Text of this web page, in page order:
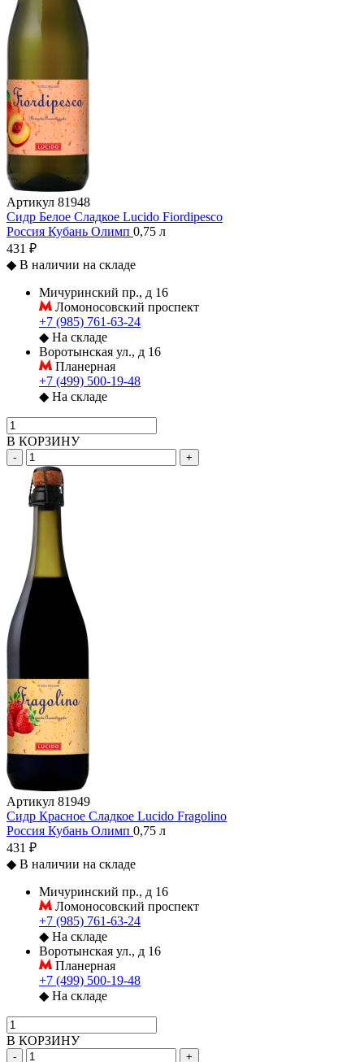
Артикул 81948
Сидр Белое Сладкое Lucido Fiordipesco
Россия Кубань Олимп 0,75 л
431 ₽
◆ В наличии на складе
Мичуринский пр., д 16
Ломоносовский проспект
+7 (985) 761-63-24
◆ На складе
Воротынская ул., д 16
Планерная
+7 (499) 500-19-48
◆ На складе
В КОРЗИНУ
- +
Артикул 81949
Сидр Красное Сладкое Lucido Fragolino
Россия Кубань Олимп 0,75 л
431 ₽
◆ В наличии на складе
Мичуринский пр., д 16
Ломоносовский проспект
+7 (985) 761-63-24
◆ На складе
Воротынская ул., д 16
Планерная
+7 (499) 500-19-48
◆ На складе
В КОРЗИНУ
- +